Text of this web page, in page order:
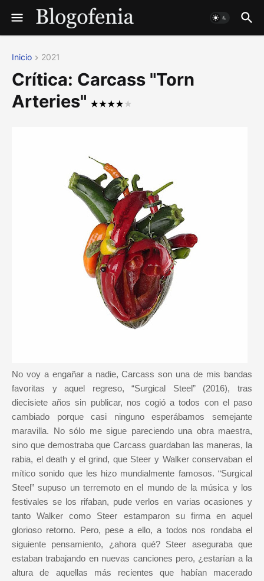
Inicio 2021
Crítica: Carcass "Torn
Arteries"
No voy a engañar a nadie, Carcass son una de mis bandas
favoritas y aquel regreso, “Surgical Steel” (2016), tras
diecisiete años sin publicar, nos cogió a todos con el paso
cambiado porque casi ninguno esperábamos semejante
maravilla. No sólo me sigue pareciendo una obra maestra,
sino que demostraba que Carcass guardaban las maneras, la
rabia, el death y el grind, que Steer y Walker conservaban el
mítico sonido que les hizo mundialmente famosos. “Surgical
Steel” supuso un terremoto en el mundo de la música y los
festivales se los rifaban, pude verlos en varias ocasiones y
tanto Walker como Steer estamparon su firma en aquel
glorioso retorno. Pero, pese a ello, a todos nos rondaba el
siguiente pensamiento, ¿ahora qué? Steer aseguraba que
estaban trabajando en nuevas canciones pero, ¿estarían a la
altura de aquellas más recientes que habían macerado